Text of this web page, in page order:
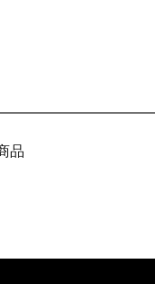
品